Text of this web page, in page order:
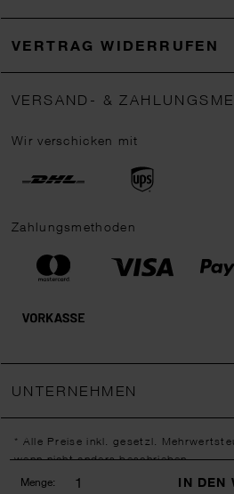
Menge: IN DEN
VERTRAG WIDERRUFEN
VERSAND- &
Wir verschicken mit
Zahlungsmethoden
UNTERNEHMEN
* Alle Preise inkl. gesetzl.
wenn nicht anders beschrieben.
** Jede:r Abonnent:in erhält bei